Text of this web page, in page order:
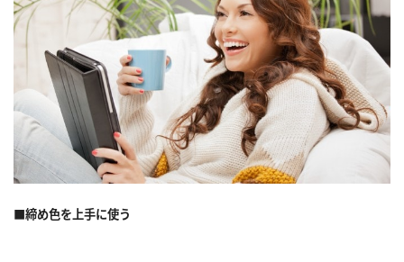
■締め色を上手に使う